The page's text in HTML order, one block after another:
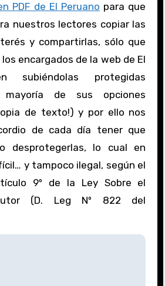
PDF de El Peruano para que
nuestros lectores copiar las
y compartirlas, sólo que
encargados de la web de El
subiéndolas protegidas
mayoría de sus opciones
de texto!) y por ello nos
de cada día tener que
desprotegerlas, lo cual en
y tampoco ilegal, según el
9º de la Ley Sobre el
(D. Leg Nº 822 del